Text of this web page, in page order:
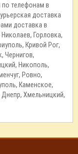
телефонам в
доставка
доставка в
Горловка,
Кривой Рог,
Чернигов,
Никополь,
Ровно,
Каменское,
Хмельницкий,